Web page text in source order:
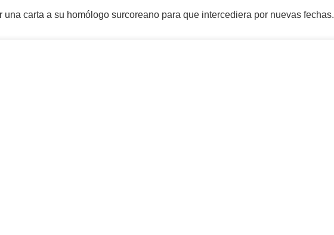
una carta a su homólogo surcoreano para que intercediera por nuevas fechas.